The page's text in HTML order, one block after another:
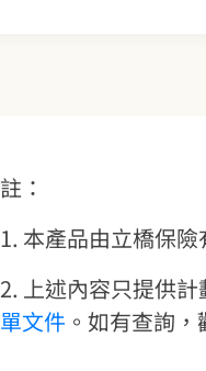
註：
1. 本產品由立橋保險
2. 上述內容只提供
單文件 。如有查詢